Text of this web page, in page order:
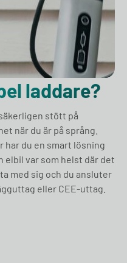
laddare?
stött på
när du är på språng.
har du en smart lösning
elbil var som helst där det
med sig och du ansluter
eller CEE-uttag.